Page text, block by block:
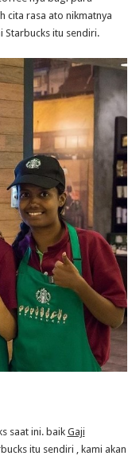
cita rasa ato nikmatnya
Starbucks itu sendiri.
saat ini. baikGaji
itu sendiri , kami akan